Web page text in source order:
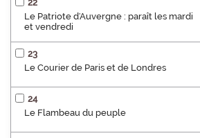
22
Le Patriote d'Auvergne : paraît les mardi
et vendredi
23
Le Courier de Paris et de Londres
24
Le Flambeau du peuple